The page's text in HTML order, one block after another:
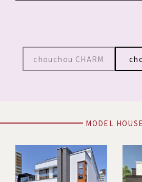
chouchou CHARM
MODEL HOUSE